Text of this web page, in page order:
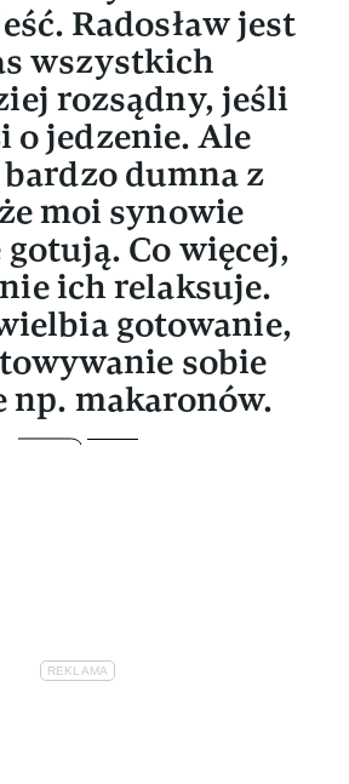
Radosław jest
wszystkich
rozsądny, jeśli
o jedzenie. Ale
dumna z
moi synowie
Co więcej,
ich relaksuje.
gotowanie,
sobie
np. makaronów.